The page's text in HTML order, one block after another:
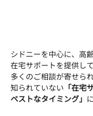
シドニーを中心に、高
在宅サポートを提供し
多くのご相談が寄せら
知られていない 「在宅
ベストなタイミング」